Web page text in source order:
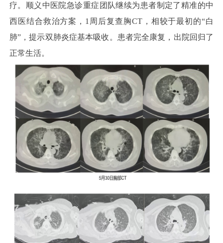
疗。顺义中医院急诊重症团队继续为患者制定了精准的中
西医结合救治方案，1周后复查胸CT，相较于最初的“白
肺”，提示双肺炎症基本吸收。患者完全康复，出院回归了
正常生活。